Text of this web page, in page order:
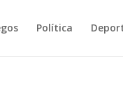
Política